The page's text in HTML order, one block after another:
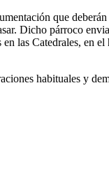
que
Dicho párroco
las Catedrales, en
habituales y